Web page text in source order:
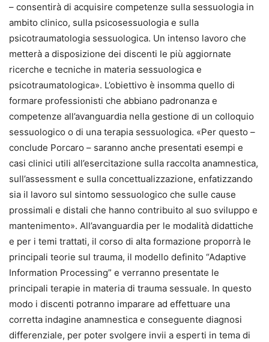
– consentirà di acquisire competenze sulla sessuologia in
ambito clinico, sulla psicosessuologia e sulla
psicotraumatologia sessuologica. Un intenso lavoro che
metterà a disposizione dei discenti le più aggiornate
ricerche e tecniche in materia sessuologica e
psicotraumatologica». L’obiettivo è insomma quello di
formare professionisti che abbiano padronanza e
competenze all’avanguardia nella gestione di un colloquio
sessuologico o di una terapia sessuologica. «Per questo –
conclude Porcaro – saranno anche presentati esempi e
casi clinici utili all’esercitazione sulla raccolta anamnestica,
sull’assessment e sulla concettualizzazione, enfatizzando
sia il lavoro sul sintomo sessuologico che sulle cause
prossimali e distali che hanno contribuito al suo sviluppo e
mantenimento». All’avanguardia per le modalità didattiche
e per i temi trattati, il corso di alta formazione proporrà le
principali teorie sul trauma, il modello definito “Adaptive
Information Processing” e verranno presentate le
principali terapie in materia di trauma sessuale. In questo
modo i discenti potranno imparare ad effettuare una
corretta indagine anamnestica e conseguente diagnosi
differenziale, per poter svolgere invii a esperti in tema di